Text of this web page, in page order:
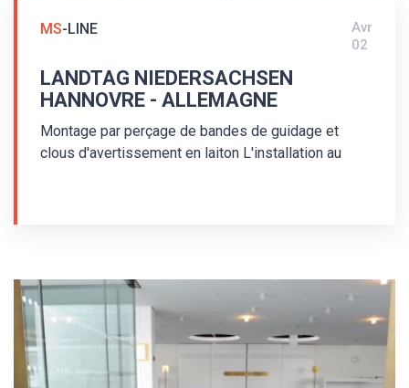
MS-LINE
Avr
02
LANDTAG NIEDERSACHSEN
HANNOVRE - ALLEMAGNE
Montage par perçage de bandes de guidage et
clous d'avertissement en laiton L'installation au
l'installation du système de guidage tactile au sol
pour non-voyants. Des bandes de guidage et clous
d'avertissement avec tiges - montage par perçage -
ont été utilisés. Les indicateurs au sol sont
agencés dans le respect de la norme allemande